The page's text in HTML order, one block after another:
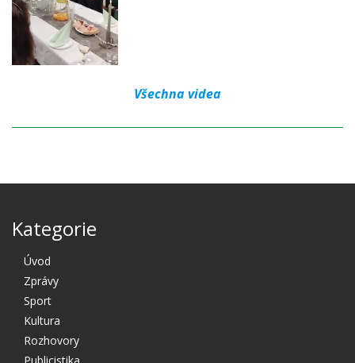
Všechna videa
Kategorie
Úvod
Zprávy
Sport
Kultura
Rozhovory
Publicistika